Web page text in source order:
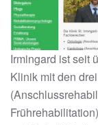
Irmingard ist seit
Klinik mit den